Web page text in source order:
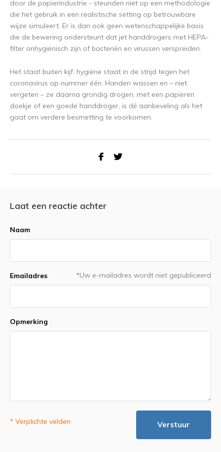
door de papierindustrie - steunden niet op een methodologie
die het gebruik in een realistische setting op betrouwbare
wijze simuleert. Er is dan ook geen wetenschappelijke basis
die de bewering ondersteunt dat jet handdrogers met HEPA-
filter onhygiënisch zijn of bacteriën en virussen verspreiden.
Het staat buiten kijf: hygiëne staat in de strijd tegen het
coronavirus op nummer één. Handen wassen en – niet
vergeten – ze daarna grondig drogen, met een papieren
doekje of een goede handdroger, is dé aanbeveling als het
gaat om verdere besmetting te voorkomen.
Laat een reactie achter
Naam
Emailadres *Uw e-mailadres wordt niet gepubliceerd
Opmerking
* Verplichte velden Verstuur